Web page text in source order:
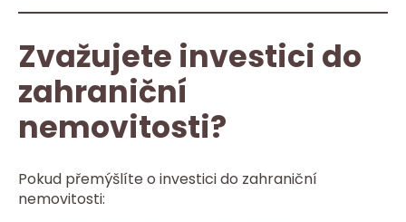
Zvažujete investici do
zahraniční
nemovitosti?
Pokud přemýšlíte o investici do zahraniční
nemovitosti: